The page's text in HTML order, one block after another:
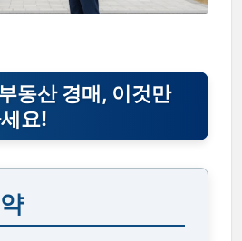
동산 경매, 이것만
요!